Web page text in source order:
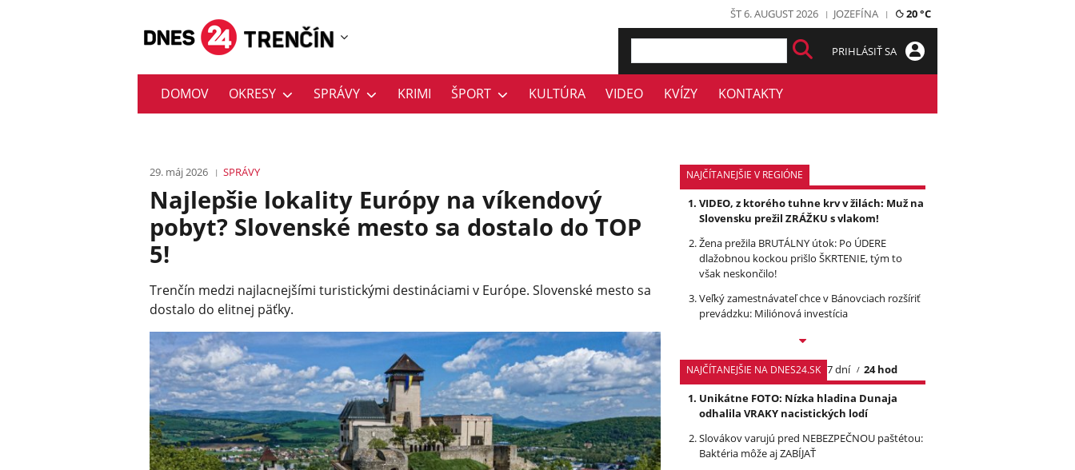
ŠT 6. AUGUST 2026 JOZEFÍNA 20 °C
PRIHLÁSIŤ SA
DOMOV OKRESY SPRÁVY KRIMI ŠPORT KULTÚRA VIDEO KVÍZY KONTAKTY
29. máj 2026 SPRÁVY
Najlepšie lokality Európy na víkendový
pobyt? Slovenské mesto sa dostalo do TOP
5!
Trenčín medzi najlacnejšími turistickými destináciami v Európe. Slovenské mesto sa
dostalo do elitnej päťky.
NAJČÍTANEJŠIE V REGIÓNE
VIDEO, z ktorého tuhne krv v žilách: Muž na
Slovensku prežil ZRÁŽKU s vlakom!
Žena prežila BRUTÁLNY útok: Po ÚDERE
dlažobnou kockou prišlo ŠKRTENIE, tým to
však neskončilo!
Veľký zamestnávateľ chce v Bánovciach rozšíriť
prevádzku: Miliónová investícia
NAJČÍTANEJŠIE NA DNES24.SK 7 dní
24 hod
Unikátne FOTO: Nízka hladina Dunaja
odhalila VRAKY nacistických lodí
Slovákov varujú pred NEBEZPEČNOU paštétou:
Baktéria môže aj ZABÍJAŤ